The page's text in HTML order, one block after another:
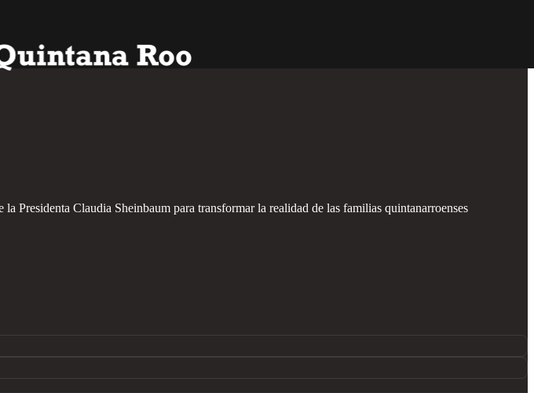
Presidenta Claudia Sheinbaum para transformar la realidad de las familias quintanarroenses